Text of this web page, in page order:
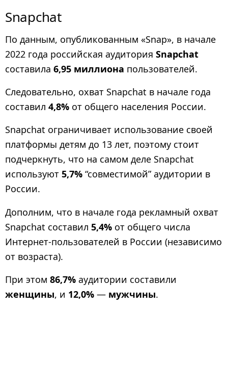
Snapchat
По данным, опубликованным «Snap», в начале
2022 года российская аудитория Snapchat
составила 6,95 миллиона пользователей.
Следовательно, охват Snapchat в начале года
составил 4,8% от общего населения России.
Snapchat ограничивает использование своей
платформы детям до 13 лет, поэтому стоит
подчеркнуть, что на самом деле Snapchat
используют 5,7% “совместимой” аудитории в
России.
Дополним, что в начале года рекламный охват
Snapchat составил 5,4% от общего числа
Интернет-пользователей в России (независимо
от возраста).
При этом 86,7% аудитории составили
женщины, и 12,0% — мужчины.